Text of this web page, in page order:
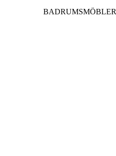
BADRUMSMÖBLER